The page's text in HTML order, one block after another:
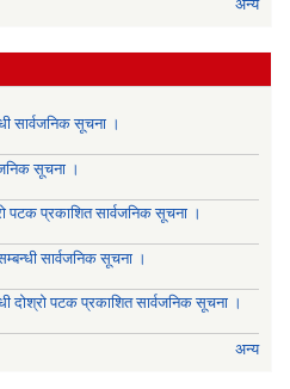
सार्वजनिक सूचना ।
सूचना ।
पटक प्रकाशित सार्वजनिक सूचना ।
सार्वजनिक सूचना ।
दोश्रो पटक प्रकाशित सार्वजनिक सूचना ।
अन्य